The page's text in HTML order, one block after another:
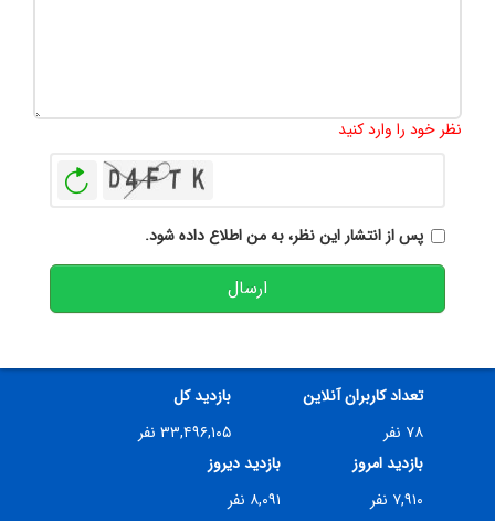
نظر خود را وارد کنید
پس از انتشار این نظر، به من اطلاع داده شود.
ارسال
تعداد کاربران آنلاین
۷۸ نفر
بازدید کل
۳۳,۴۹۶,۱۰۵ نفر
بازدید امروز
۷,۹۱۰ نفر
بازدید دیروز
۸,۰۹۱ نفر